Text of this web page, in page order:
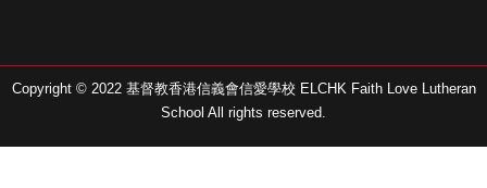
Copyright © 2022 基督教香港信義會信愛學校 ELCHK Faith Love Lutheran
School All rights reserved.